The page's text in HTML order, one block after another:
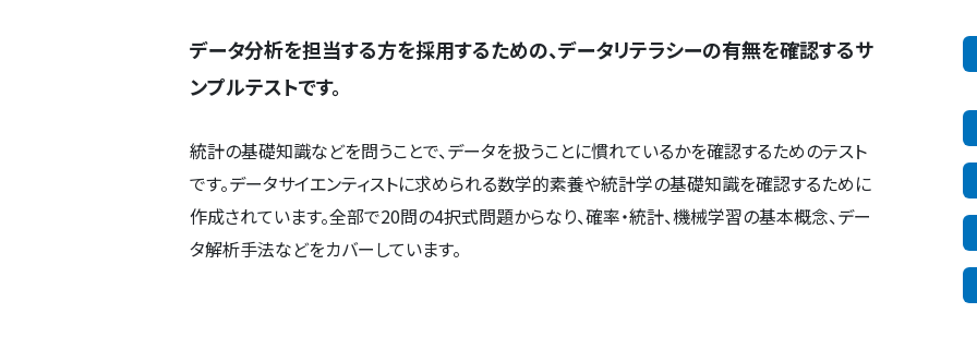
データ分析を担当する方を採用するための、データリテラシーの有無を確認するサ
ンプルテストです。
統計の基礎知識などを問うことで、データを扱うことに慣れているかを確認するためのテスト
です。データサイエンティストに求められる数学的素養や統計学の基礎知識を確認するために
作成されています。全部で20問の4択式問題からなり、確率・統計、機械学習の基本概念、デー
タ解析手法などをカバーしています。